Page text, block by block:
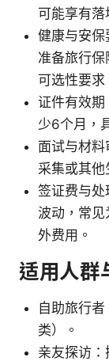
可能享有落
健康与安保
准备旅行
可选性要求
证件有效期
少6个月，
面试与材
采集或其他
签证费与处
波动，常
外费用。
适用人群
自助旅行
类）。
亲友探访